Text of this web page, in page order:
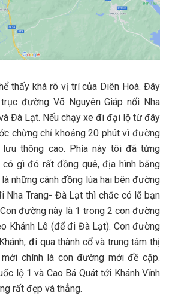
thấy khá rõ vị trí của Diên Hoà. Đây
đường Võ Nguyên Giáp nối Nha
Đà Lạt. Nếu chạy xe đi đại lộ từ đây
chừng chỉ khoảng 20 phút vì đường
thông cao. Phía này tôi đã từng
có gì đó rất đồng quê, địa hình bằng
những cánh đồng lúa hai bên đường
Nha Trang- Đà Lạt thì chắc có lẽ bạn
đường này là 1 trong 2 con đường
Khánh Lê (để đi Đà Lạt). Con đường
đi qua thành cổ và trung tâm thị
chính là con đường mới đề cập.
lộ 1 và Cao Bá Quát tới Khánh Vĩnh
rất đẹp và thẳng.